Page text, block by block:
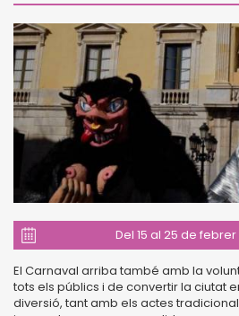
Del 15 al 25 de
El Carnaval arriba també amb la
tots els públics i de convertir la ciutat
diversió, tant amb els actes